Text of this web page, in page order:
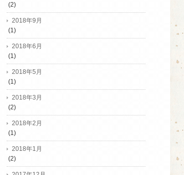
(2)
2018年9月
(1)
2018年6月
(1)
2018年5月
(1)
2018年3月
(2)
2018年2月
(1)
2018年1月
(2)